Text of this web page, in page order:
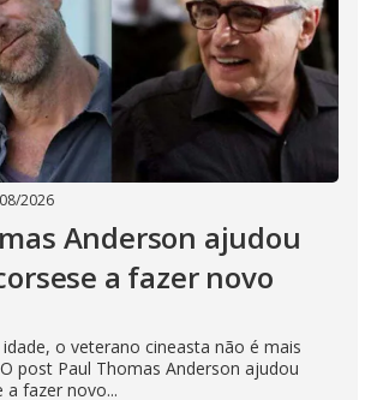
2026
Anderson ajudou
a fazer novo
o veterano cineasta não é mais
post Paul Thomas Anderson ajudou
a fazer novo...